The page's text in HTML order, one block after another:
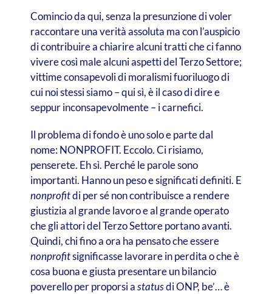
Comincio da qui, senza la presunzione di voler
raccontare una verità assoluta ma con l’auspicio
di contribuire a chiarire alcuni tratti che ci fanno
vivere così male alcuni aspetti del Terzo Settore;
vittime consapevoli di moralismi fuoriluogo di
cui noi stessi siamo – qui sì, è il caso di dire e
seppur inconsapevolmente – i carnefici.
Il problema di fondo è uno solo e parte dal
nome: NONPROFIT. Eccolo. Ci risiamo,
penserete. Eh sì. Perché le parole sono
importanti. Hanno un peso e significati definiti. E
nonprofitdi per sé non contribuisce a rendere
giustizia al grande lavoro e al grande operato
che gli attori del Terzo Settore portano avanti.
Quindi, chi fino a ora ha pensato che essere
nonprofitsignificasse lavorare in perdita o che è
cosa buona e giusta presentare un bilancio
poverello per proporsi astatusdi ONP, be’… è